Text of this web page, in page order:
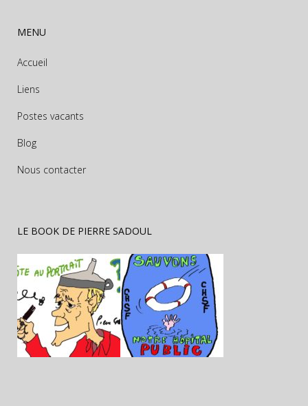
MENU
Accueil
Liens
Postes vacants
Blog
Nous contacter
LE BOOK DE PIERRE SADOUL